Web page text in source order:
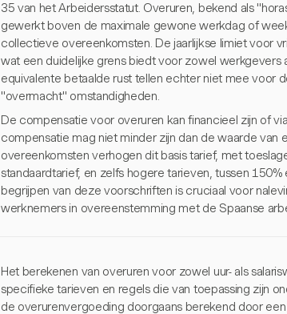
35 van het Arbeidersstatut. Overuren, bekend als
gewerkt boven de maximale gewone werkdag of
collectieve overeenkomsten. De jaarlijkse limiet voor
wat een duidelijke grens biedt voor zowel
equivalente betaalde rust tellen echter niet mee voor
"overmacht" omstandigheden.
De compensatie voor overuren kan financieel zijn of
compensatie mag niet minder zijn dan de waarde van
overeenkomsten verhogen dit basis tarief, met
standaardtarief, en zelfs hogere tarieven, tussen
begrijpen van deze voorschriften is cruciaal voor
werknemers in overeenstemming met de Spaanse
Het berekenen van overuren voor zowel uur- als
specifieke tarieven en regels die van toepassing zijn
de overurenvergoeding doorgaans berekend door